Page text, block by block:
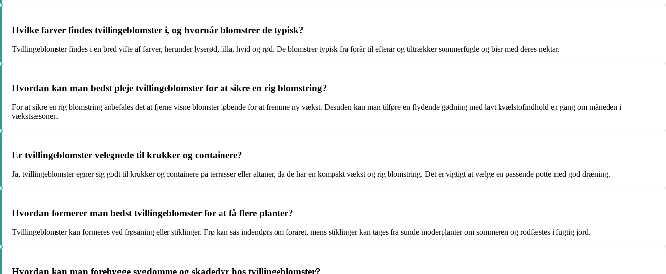
Hvilke farver findes tvillingeblomster i, og hvornår blomstrer de typisk?
Tvillingeblomster findes i en bred vifte af farver, herunder lyserød, lilla, hvid og rød. De blomstrer typisk fra forår til efterår og tiltrækker sommerfugle og bier med deres nektar.
Hvordan kan man bedst pleje tvillingeblomster for at sikre en rig blomstring?
For at sikre en rig blomstring anbefales det at fjerne visne blomster løbende for at fremme ny vækst. Desuden kan man tilføre en flydende gødning med lavt kvælstofindhold en gang om måneden i
vækstsæsonen.
Er tvillingeblomster velegnede til krukker og containere?
Ja, tvillingeblomster egner sig godt til krukker og containere på terrasser eller altaner, da de har en kompakt vækst og rig blomstring. Det er vigtigt at vælge en passende potte med god dræning.
Hvordan formerer man bedst tvillingeblomster for at få flere planter?
Tvillingeblomster kan formeres ved frøsåning eller stiklinger. Frø kan sås indendørs om foråret, mens stiklinger kan tages fra sunde moderplanter om sommeren og rodfæstes i fugtig jord.
Hvordan kan man forebygge sygdomme og skadedyr hos tvillingeblomster?